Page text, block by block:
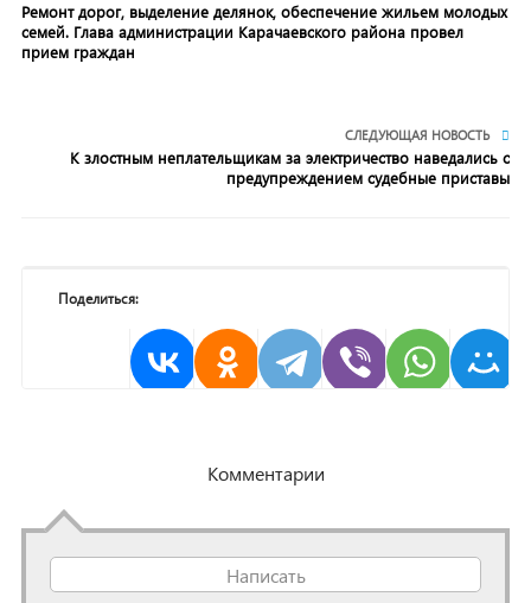
Ремонт дорог, выделение делянок, обеспечение жильем молодых
семей. Глава администрации Карачаевского района провел
прием граждан
СЛЕДУЮЩАЯ НОВОСТЬ
К злостным неплательщикам за электричество наведались с
предупреждением судебные приставы
Поделиться:
Комментарии
Написать